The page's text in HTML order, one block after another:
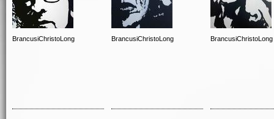
BrancusiChristoLong BrancusiChristoLong BrancusiChristoLong